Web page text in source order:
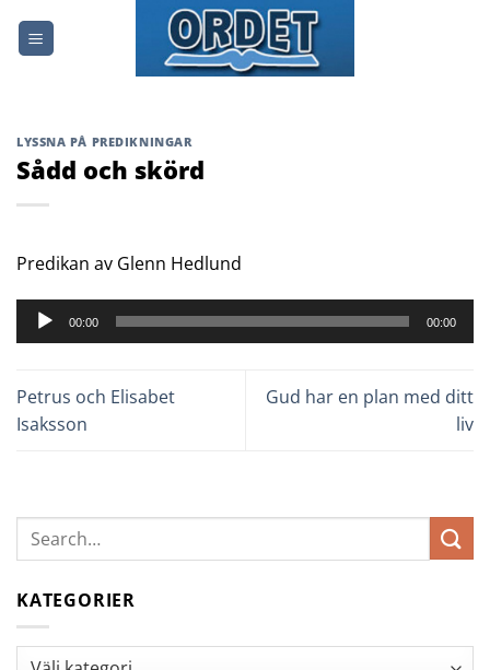
LYSSNA PÅ PREDIKNINGAR
Sådd och skörd
Predikan av Glenn Hedlund
Ljudspelare
00:00 00:00
Petrus och Elisabet
Isaksson
Gud har en plan med ditt
liv
KATEGORIER
Kategorier